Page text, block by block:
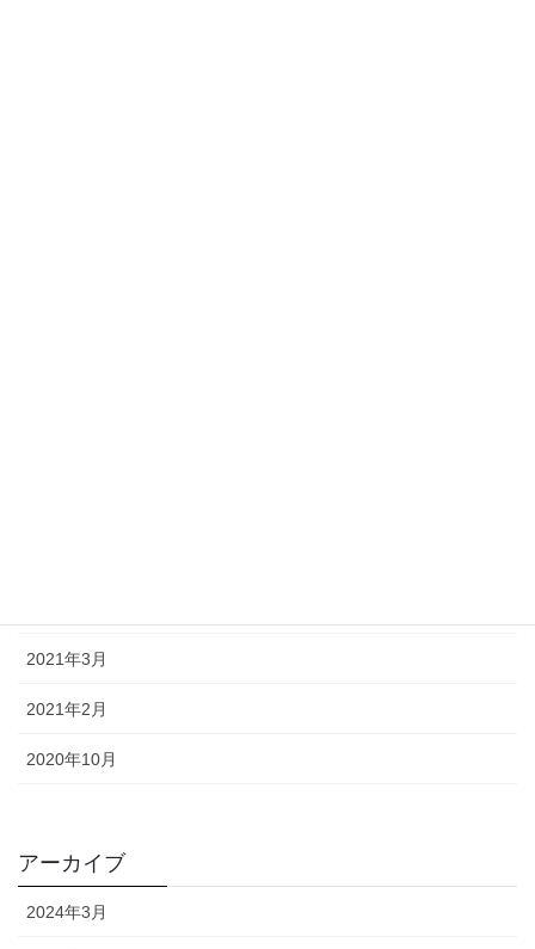
2021年3月
2021年2月
2020年10月
アーカイブ
2024年3月